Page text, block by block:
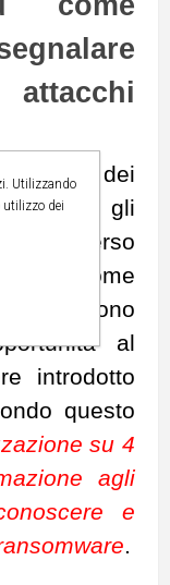
uno dei
per gli
Attraverso
come
vengono
al
introdotto
questo
su 4
agli
e
.
Utilizzando
dei